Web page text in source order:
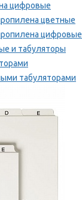
цифровые
цветные
цифровые
и табуляторы
табуляторами